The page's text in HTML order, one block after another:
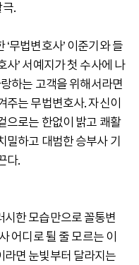
.
무법변호사’ 이준기와 들
사’ 서예지가 첫 수사에 나
하는 고객을 위해서라면
주는 무법변호사. 자신이
으로는 한없이 밝고 쾌활
밀하고 대범한 승부사 기
다.
한 모습만으로 꼴통변
어디로 튈 줄 모르는 이
라면 눈빛부터 달라지는